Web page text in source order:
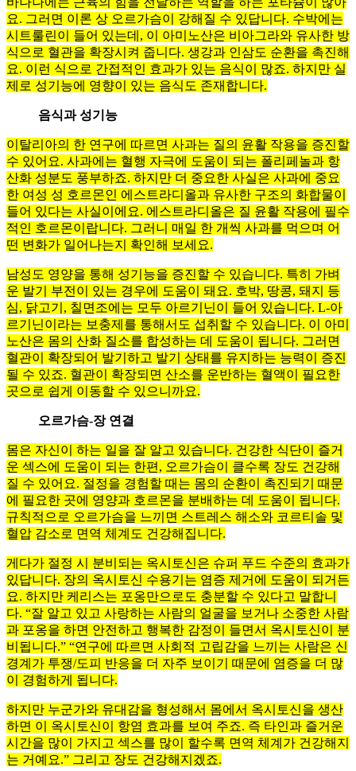
요. 그러면 이론 상 오르가슴이 강해질 수 있답니다. 수박에는
시트룰린이 들어 있는데, 이 아미노산은 비아그라와 유사한 방
식으로 혈관을 확장시켜 줍니다. 생강과 인삼도 순환을 촉진해
요. 이런 식으로 간접적인 효과가 있는 음식이 많죠. 하지만 실
제로 성기능에 영향이 있는 음식도 존재합니다.
음식과 성기능
이탈리아의 한 연구에 따르면 사과는 질의 윤활 작용을 증진할
수 있어요. 사과에는 혈행 자극에 도움이 되는 폴리페놀과 항
산화 성분도 풍부하죠. 하지만 더 중요한 사실은 사과에 중요
한 여성 성 호르몬인 에스트라디올과 유사한 구조의 화합물이
들어 있다는 사실이에요. 에스트라디올은 질 윤활 작용에 필수
적인 호르몬이랍니다. 그러니 매일 한 개씩 사과를 먹으며 어
떤 변화가 일어나는지 확인해 보세요.
남성도 영양을 통해 성기능을 증진할 수 있습니다. 특히 가벼
운 발기 부전이 있는 경우에 도움이 돼요. 호박, 땅콩, 돼지 등
심, 닭고기, 칠면조에는 모두 아르기닌이 들어 있습니다. L-아
르기닌이라는 보충제를 통해서도 섭취할 수 있습니다. 이 아미
노산은 몸의 산화 질소를 합성하는 데 도움이 됩니다. 그러면
혈관이 확장되어 발기하고 발기 상태를 유지하는 능력이 증진
될 수 있죠. 혈관이 확장되면 산소를 운반하는 혈액이 필요한
곳으로 쉽게 이동할 수 있으니까요.
오르가슴-장 연결
몸은 자신이 하는 일을 잘 알고 있습니다. 건강한 식단이 즐거
운 섹스에 도움이 되는 한편, 오르가슴이 클수록 장도 건강해
질 수 있어요. 절정을 경험할 때는 몸의 순환이 촉진되기 때문
에 필요한 곳에 영양과 호르몬을 분배하는 데 도움이 됩니다.
규칙적으로 오르가슴을 느끼면 스트레스 해소와 코르티솔 및
혈압 감소로 면역 체계도 건강해집니다.
게다가 절정 시 분비되는 옥시토신은 슈퍼 푸드 수준의 효과가
있답니다. 장의 옥시토신 수용기는 염증 제거에 도움이 되거든
요. 하지만 케리스는 포옹만으로도 충분할 수 있다고 말합니
다. “잘 알고 있고 사랑하는 사람의 얼굴을 보거나 소중한 사람
과 포옹을 하면 안전하고 행복한 감정이 들면서 옥시토신이 분
비됩니다.” “연구에 따르면 사회적 고립감을 느끼는 사람은 신
경계가 투쟁/도피 반응을 더 자주 보이기 때문에 염증을 더 많
이 경험하게 됩니다.
하지만 누군가와 유대감을 형성해서 몸에서 옥시토신을 생산
하면 이 옥시토신이 항염 효과를 보여 주죠. 즉 타인과 즐거운
시간을 많이 가지고 섹스를 많이 할수록 면역 체계가 건강해지
는 거예요.” 그리고 장도 건강해지겠죠.